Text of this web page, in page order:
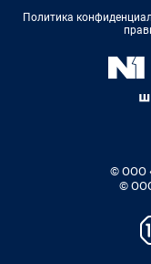
Политика
© ООО
©